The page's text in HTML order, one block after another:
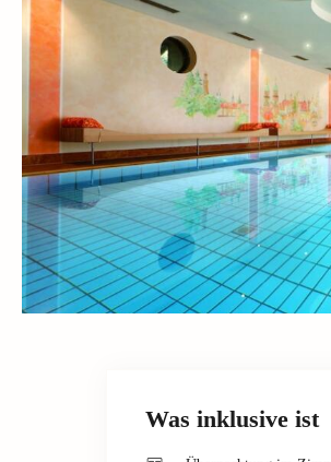
Was inklusive ist